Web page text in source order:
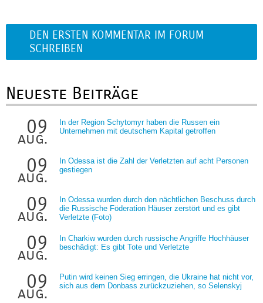
DEN ERSTEN KOMMENTAR IM FORUM
SCHREIBEN
Neueste Beiträge
09
aug.
In der Region Schytomyr haben die Russen ein
Unternehmen mit deutschem Kapital getroffen
09
aug.
In Odessa ist die Zahl der Verletzten auf acht Personen
gestiegen
09
aug.
In Odessa wurden durch den nächtlichen Beschuss durch
die Russische Föderation Häuser zerstört und es gibt
Verletzte (Foto)
09
aug.
In Charkiw wurden durch russische Angriffe Hochhäuser
beschädigt: Es gibt Tote und Verletzte
09
aug.
Putin wird keinen Sieg erringen, die Ukraine hat nicht vor,
sich aus dem Donbass zurückzuziehen, so Selenskyj